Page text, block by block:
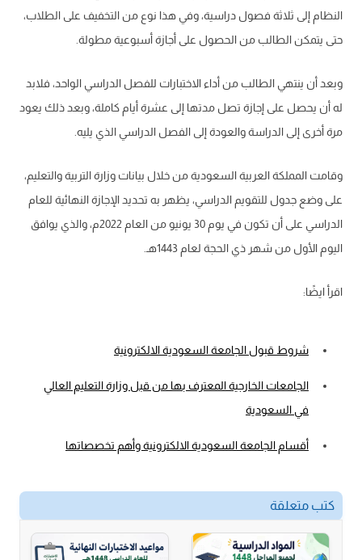
النظام إلى ثلاثة فصول دراسية، وفي هذا نوع من التخفيف على الطلاب،
حتى يتمكن الطالب من الحصول على أجازة أسبوعية مطولة.
وبعد أن ينتهي الطالب من أداء الاختبارات للفصل الدراسي الواحد، فلابد
له أن يحصل على إجازة تصل مدتها إلى عشرة أيام كاملة، وبعد ذلك يعود
مرة أخرى إلى الدراسة والعودة إلى الفصل الدراسي الذي يليه.
وقامت المملكة العربية السعودية من خلال بيانات وزارة التربية والتعليم،
على وضع جدول للتقويم الدراسي، يظهر به تحديد الإجازة النهائية للعام
الدراسي على أن تكون في يوم 30 يونيو من العام 2022م، والذي يوافق
اليوم الأول من شهر ذي الحجة لعام 1443هـ.
اقرأ ايضًا:
شروط قبول الجامعة السعودية الالكترونية
الجامعات الخارجية المعترف بها من قبل وزارة التعليم العالي
في السعودية
أقسام الجامعة السعودية الالكترونية وأهم تخصصاتها
كتب متعلقة